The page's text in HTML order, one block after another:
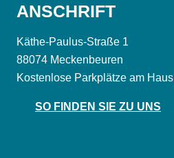
ANSCHRIFT
Käthe-Paulus-Straße 1
88074 Meckenbeuren
Kostenlose Parkplätze am Haus
SO FINDEN SIE ZU UNS